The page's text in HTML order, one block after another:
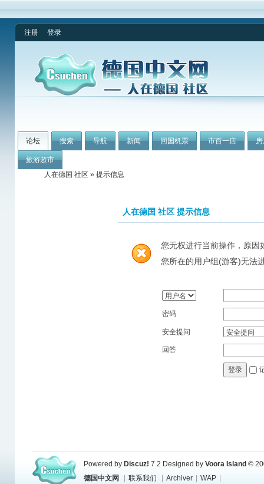
注册 登录
论坛 搜索 导航 新闻 回国机票 市百一店
旅游超市
人在德国 社区 » 提示信息
人在德国 社区 提示信息
您无权进行当前操作，原因
您所在的用户组(游客)无法
密码
安全提问
回答
登录
Powered by Discuz! 7.2 Designed by Voora Island ©
德国中文网
联系我们 Archiver WAP